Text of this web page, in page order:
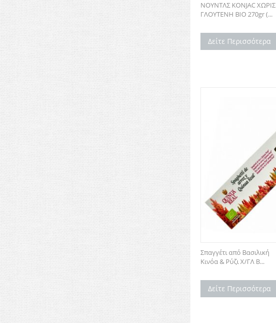
ΝΟΥΝΤΛΣ KONJAC ΧΩΡΙΣ
ΓΛΟΥΤΕΝΗ ΒΙΟ 270gr (...
Δείτε Περισσότερα
Σπαγγέτι από Βασιλική
Κινόα & Ρύζι Χ/ΓΛ B...
Δείτε Περισσότερα